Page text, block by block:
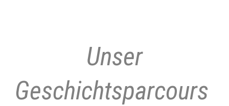
Unser
Geschichtsparcours